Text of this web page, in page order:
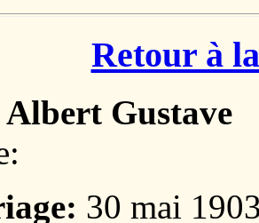
Retour à
Gustave
30 mai